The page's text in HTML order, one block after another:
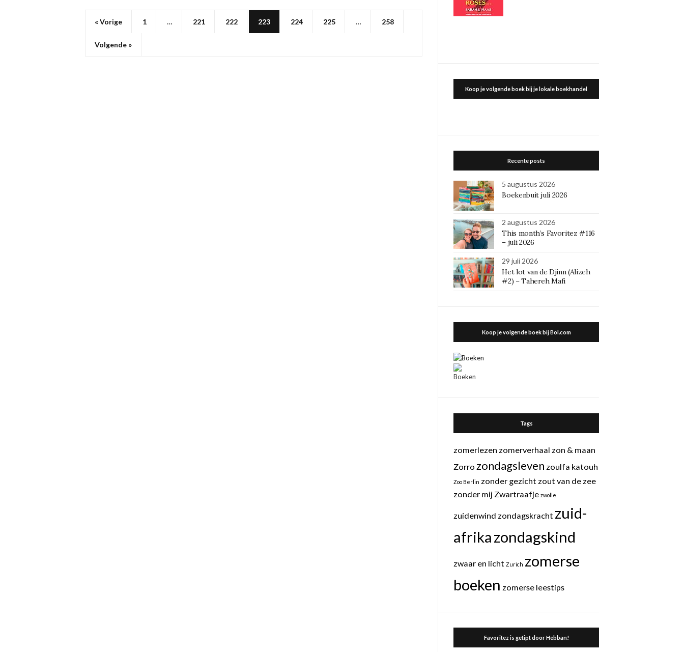
« Vorige 1 … 221 222 223 224 225 … 258
Volgende »
Koop je volgende boek bij je lokale boekhandel
Recente posts
5 augustus 2026
Boekenbuit juli 2026
2 augustus 2026
This month’s Favoritez #116
– juli 2026
29 juli 2026
Het lot van de Djinn (Alizeh
#2) – Tahereh Mafi
Koop je volgende boek bij Bol.com
Tags
zomerlezen zomerverhaal zon & maan
Zorro zondagsleven zoulfa katouh
Zoo Berlin zonder gezicht zout van de zee
zonder mij Zwartraafje zwolle
zuidenwind zondagskracht zuid-
afrikazondagskind
zwaar en licht Zurich zomerse
boeken zomerse leestips
Favoritez is getipt door Hebban!